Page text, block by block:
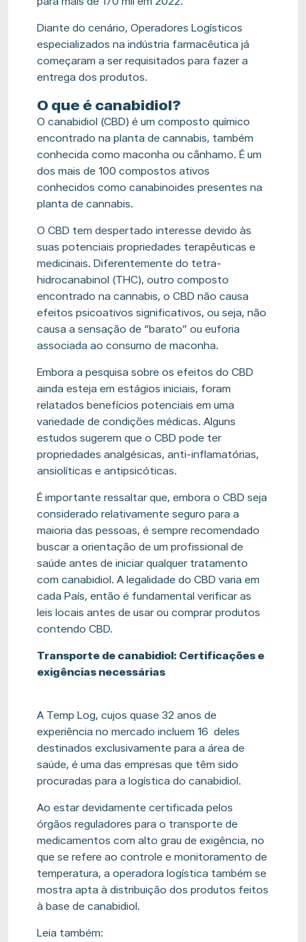
Diante do cenário, Operadores Logísticos
especializados na indústria farmacêutica já
começaram a ser requisitados para fazer a
entrega dos produtos.
O que é canabidiol?
O canabidiol (CBD) é um composto químico
encontrado na planta de cannabis, também
conhecida como maconha ou cânhamo. É um
dos mais de 100 compostos ativos
conhecidos como canabinoides presentes na
planta de cannabis.
O CBD tem despertado interesse devido às
suas potenciais propriedades terapêuticas e
medicinais. Diferentemente do tetra-
hidrocanabinol (THC), outro composto
encontrado na cannabis, o CBD não causa
efeitos psicoativos significativos, ou seja, não
causa a sensação de “barato” ou euforia
associada ao consumo de maconha.
Embora a pesquisa sobre os efeitos do CBD
ainda esteja em estágios iniciais, foram
relatados benefícios potenciais em uma
variedade de condições médicas. Alguns
estudos sugerem que o CBD pode ter
propriedades analgésicas, anti-inflamatórias,
ansiolíticas e antipsicóticas.
É importante ressaltar que, embora o CBD seja
considerado relativamente seguro para a
maioria das pessoas, é sempre recomendado
buscar a orientação de um profissional de
saúde antes de iniciar qualquer tratamento
com canabidiol. A legalidade do CBD varia em
cada País, então é fundamental verificar as
leis locais antes de usar ou comprar produtos
contendo CBD.
Transporte de canabidiol: Certificações e
exigências necessárias
A Temp Log, cujos quase 32 anos de
experiência no mercado incluem 16 deles
destinados exclusivamente para a área de
saúde, é uma das empresas que têm sido
procuradas para a logística do canabidiol.
Ao estar devidamente certificada pelos
órgãos reguladores para o transporte de
medicamentos com alto grau de exigência, no
que se refere ao controle e monitoramento de
temperatura, a operadora logística também se
mostra apta à distribuição dos produtos feitos
à base de canabidiol.
Leia também: